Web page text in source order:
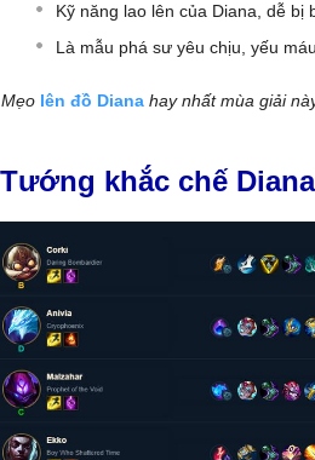
Kỹ năng lao lên của Diana, dễ bị
Là mẫu phá sư yêu chịu, yếu máu.
Mẹo lên đồ Diana hay nhất mùa giải
Tướng khắc chế Diana